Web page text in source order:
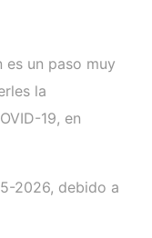
un paso muy
la
19, en
2026, debido a